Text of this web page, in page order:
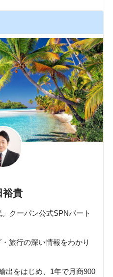
裕貴
クーパン公式SPNパート
旅行の深い情報をわかり
出をはじめ、1年で月商900